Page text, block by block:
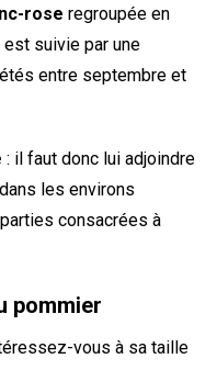
rose regroupée en
suivie par une
entre septembre et
: il faut donc lui adjoindre
les environs
consacrées à
pommier
vous à sa taille